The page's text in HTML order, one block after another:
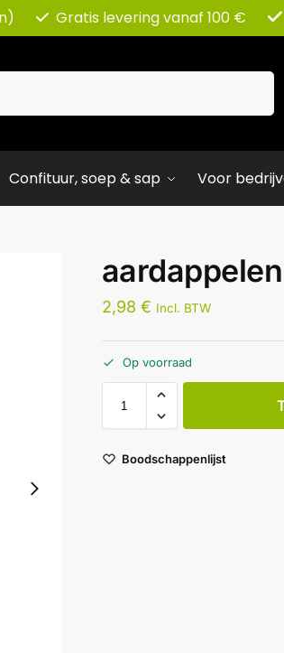
Gratis levering vanaf 100 €
Confituur, soep & sap Voor
2,98 € Incl. BTW
Op voorraad
Boodschappenlijst